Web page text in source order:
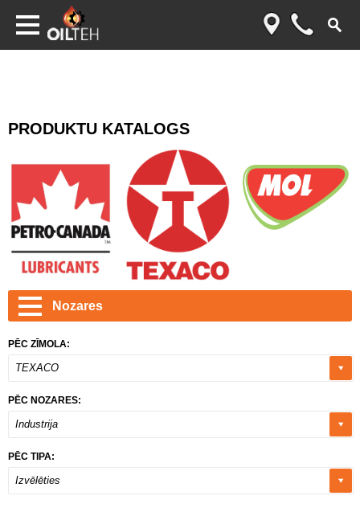
PRODUKTU KATALOGS
Nozares
PĒC ZĪMOLA:
TEXACO
PĒC NOZARES:
Industrija
PĒC TIPA:
Izvēlēties